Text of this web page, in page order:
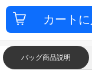
バッグ商品説明